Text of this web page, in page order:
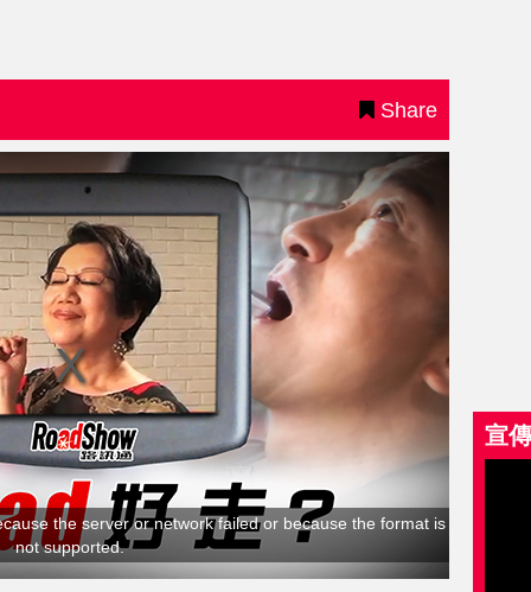
Share
the server or network failed or because the format is
not supported.
宣